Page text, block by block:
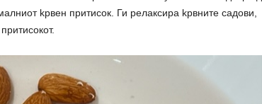
kpвен притисок. Ги peлаксира kpвните садови,